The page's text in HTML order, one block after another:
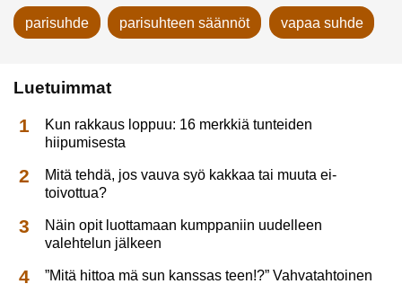
parisuhde parisuhteen säännöt vapaa suhde
Luetuimmat
Kun rakkaus loppuu: 16 merkkiä tunteiden
hiipumisesta
Mitä tehdä, jos vauva syö kakkaa tai muuta ei-
toivottua?
Näin opit luottamaan kumppaniin uudelleen
valehtelun jälkeen
”Mitä hittoa mä sun kanssas teen!?” Vahvatahtoinen